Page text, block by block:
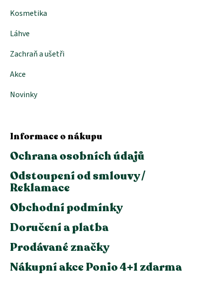
Kosmetika
Láhve
Zachraň a ušetři
Akce
Novinky
Informace o nákupu
Ochrana osobních údajů
Odstoupení od smlouvy /
Reklamace
Obchodní podmínky
Doručení a platba
Prodávané značky
Nákupní akce Ponio 4+1 zdarma